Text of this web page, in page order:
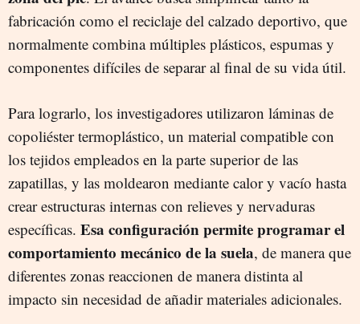
fabricación como el reciclaje del calzado deportivo, que
normalmente combina múltiples plásticos, espumas y
componentes difíciles de separar al final de su vida útil.
Para lograrlo, los investigadores utilizaron láminas de
copoliéster termoplástico, un material compatible con
los tejidos empleados en la parte superior de las
zapatillas, y las moldearon mediante calor y vacío hasta
crear estructuras internas con relieves y nervaduras
específicas. Esa configuraciónpermite programar el
comportamiento mecánico de la suela, de manera que
diferentes zonas reaccionen de manera distinta al
impacto sin necesidad de añadir materiales adicionales.